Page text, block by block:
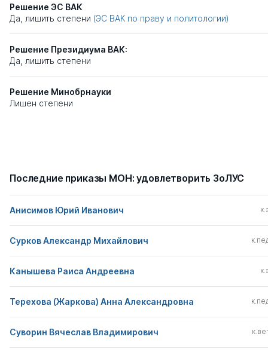
Решение ЭС ВАК
Да, лишить степени (ЭС ВАК по праву и политологии)
Решение Президиума ВАК:
Да, лишить степени
Решение Минобрнауки
Лишен степени
Последние приказы МОН: удовлетворить ЗоЛУС
Анисимов Юрий Иванович
Сурков Александр Михайлович
Канышева Раиса Андреевна
Терехова (Жаркова) Анна Александровна
Суворин Вячеслав Владимирович